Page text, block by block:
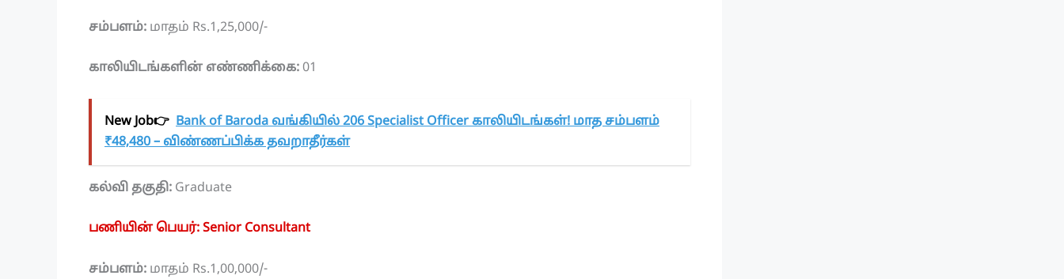
சம்பளம்: மாதம் Rs.1,25,000/-
காலியிடங்களின் எண்ணிக்கை: 01
New Job👉 Bank of Baroda வங்கியில் 206 Specialist Officer காலியிடங்கள்! மாத சம்பளம்
₹48,480 – விண்ணப்பிக்க தவறாதீர்கள்
கல்வி தகுதி: Graduate
பணியின் பெயர்: Senior Consultant
சம்பளம்: மாதம் Rs.1,00,000/-